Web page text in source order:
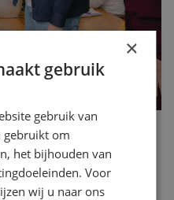
wordt dan een
×
gebruik
gebruik van
gebruikt om
het bijhouden van
Voor
wij u naar ons